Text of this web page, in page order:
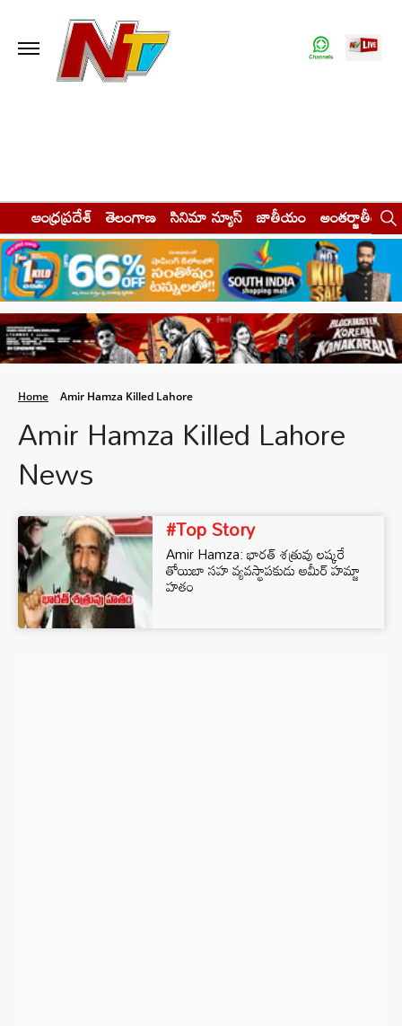
ఆంధ్రప్రదేశ్ తెలంగాణ సినిమా న్యూస్ జాతీయం అంతర్జాతీయం
Home Amir Hamza Killed Lahore
Amir Hamza Killed Lahore
News
#Top Story
Amir Hamza: భారత్ శత్రువు లష్కరే
తోయిబా సహ వ్యవస్థాపకుడు అమీర్ హమ్జా
హతం